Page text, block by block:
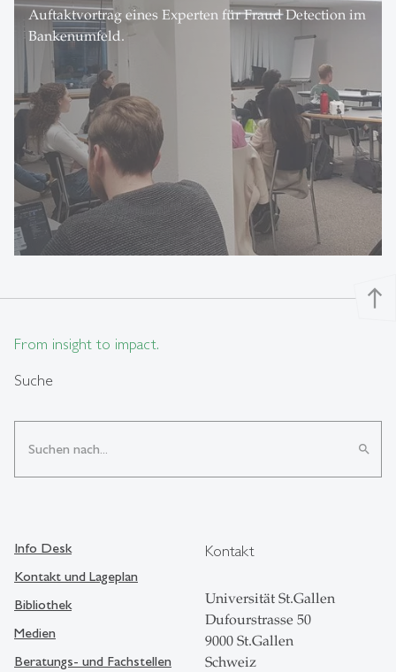
Auftaktvortrag eines Experten für Fraud Detection im
Bankenumfeld.
north
From insight to impact.
Suche
search
Info Desk
Kontakt und Lageplan
Bibliothek
Medien
Beratungs- und Fachstellen
Kontakt
Universität St.Gallen
Dufourstrasse 50
9000 St.Gallen
Schweiz